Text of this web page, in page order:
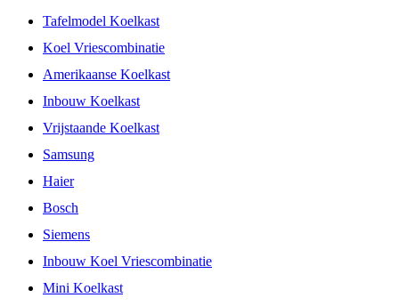
Tafelmodel Koelkast
Koel Vriescombinatie
Amerikaanse Koelkast
Inbouw Koelkast
Vrijstaande Koelkast
Samsung
Haier
Bosch
Siemens
Inbouw Koel Vriescombinatie
Mini Koelkast